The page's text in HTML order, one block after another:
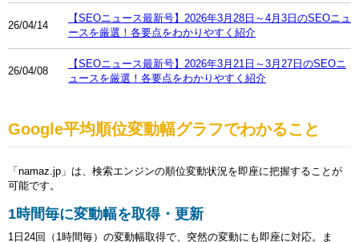
26/04/14
【SEOニュース最新号】2026年3月28日～4月3日のSEOニュ
ースを厳選！各要点をわかりやすく紹介
26/04/08
【SEOニュース最新号】2026年3月21日～3月27日のSEOニ
ュースを厳選！各要点をわかりやすく紹介
Google平均順位変動幅グラフでわかること
「namaz.jp」は、検索エンジンの順位変動状況を即座に把握することが
可能です。
1時間毎に変動幅を取得・更新
1日24回（1時間毎）の変動幅取得で、突然の変動にも即座に対応。ま